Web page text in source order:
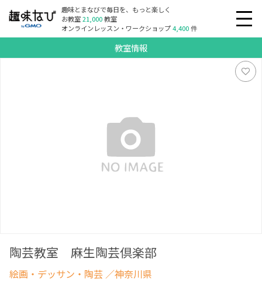
趣味とまなびで毎日を、もっと楽しく
お教室21,000教室
オンラインレッスン・ワークショップ4,400件
教室情報
陶芸教室 麻生陶芸倶楽部
絵画・デッサン・陶芸 ／神奈川県